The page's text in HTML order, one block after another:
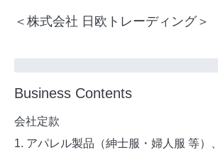
＜株式会社 日欧トレーディング＞
Business Contents
会社定款
1. アパレル製品（紳士服・婦人服 等）